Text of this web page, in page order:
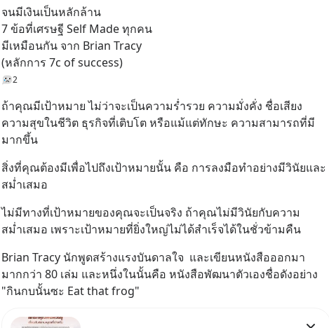
จนมีเงินเป็นหลักล้าน
7 ข้อที่เศรษฐี Self Made ทุกคน
มีเหมือนกัน จาก Brian Tracy
(หลักการ 7c of success)
2
ถ้าคุณมีเป้าหมาย ไม่ว่าจะเป็นความร่ำรวย ความมั่งคั่ง ชื่อเสียง
ความสุขในชีวิต ธุรกิจที่เติบโต หรือแม้แต่ทักษะ ความสามารถที่มี
มากขึ้น
สิ่งที่คุณต้องมีเพื่อไปถึงเป้าหมายนั้น คือ การลงมือทำอย่างมีวินัยและ
สม่ำเสมอ
ไม่มีทางที่เป้าหมายของคุณจะเป็นจริง ถ้าคุณไม่มีวินัยกับความ
สม่ำเสมอ เพราะเป้าหมายที่ยิ่งใหญ่ไม่ได้สำเร็จได้ในชั่วข้ามคืน
Brian Tracy นักพูดสร้างแรงบันดาลใจ  และเขียนหนังสือออกมา
มากกว่า 80 เล่ม และหนึ่งในนั้นคือ หนังสือพัฒนาตัวเองชื่อดังอย่าง
"กินกบนั้นซะ Eat that frog"